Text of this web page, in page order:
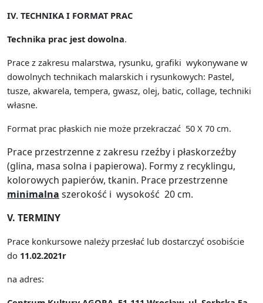
IV. TECHNIKA I FORMAT PRAC
Technika prac jest dowolna.
Prace z zakresu malarstwa, rysunku, grafiki wykonywane w
dowolnych technikach malarskich i rysunkowych: Pastel,
tusze, akwarela, tempera, gwasz, olej, batic, collage, techniki
własne.
Format prac płaskich nie może przekraczać 50 X 70 cm.
Prace przestrzenne z zakresu rzeźby i płaskorzeźby
(glina, masa solna i papierowa). Formy z recyklingu,
kolorowych papierów, tkanin. Prace przestrzenne
minimalna szerokość i wysokość 20 cm.
V. TERMINY
Prace konkursowe należy przesłać lub dostarczyć osobiście
do 11.02.2021r
na adres: